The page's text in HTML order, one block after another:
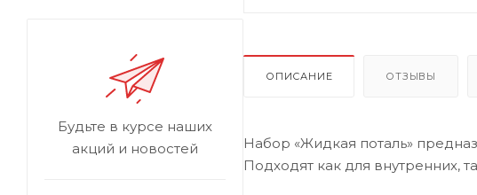
ОПИСАНИЕ ОТЗЫВЫ
Набор «Жидкая поталь»
Подходят как для внутренних,
Будьте в курсе наших
акций и новостей